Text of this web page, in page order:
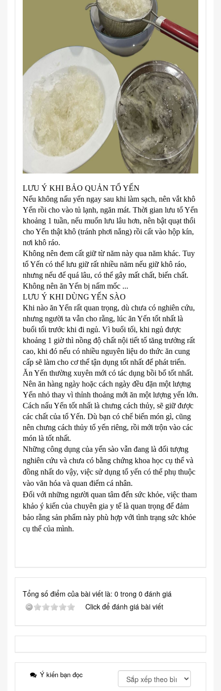
LƯU Ý KHI BẢO QUẢN TỔ YẾN
Nếu không nấu yến ngay sau khi làm sạch, nên vắt khô
Yến rồi cho vào tủ lạnh, ngăn mát. Thời gian lưu tổ Yến
khoảng 1 tuần, nếu muốn lưu lâu hơn, nên bật quạt thổi
cho Yến thật khô (tránh phơi nắng) rồi cất vào hộp kín,
nơi khô ráo.
Không nên đem cất giữ từ năm này qua năm khác. Tuy
tổ Yến có thể lưu giữ rất nhiều năm nếu giữ khô ráo,
nhưng nếu để quá lâu, có thể gây mất chất, biến chất.
Không nên ăn Yến bị nấm mốc ...
LƯU Ý KHI DÙNG YẾN SÀO
Khi nào ăn Yến rất quan trọng, dù chưa có nghiên cứu,
nhưng người ta vẫn cho rằng, lúc ăn Yến tốt nhất là
buổi tối trước khi đi ngủ. Vì buổi tối, khi ngủ được
khoảng 1 giờ thì nồng độ chất nội tiết tố tăng trưởng rất
cao, khi đó nếu có nhiều nguyên liệu do thức ăn cung
cấp sẽ làm cho cơ thể tận dụng tốt nhất để phát triển.
Ăn Yến thường xuyên mới có tác dụng bồi bổ tốt nhất.
Nên ăn hàng ngày hoặc cách ngày đều đặn một lượng
Yến nhỏ thay vì thỉnh thoảng mới ăn một lượng yến lớn.
Cách nấu Yến tốt nhất là chưng cách thủy, sẽ giữ được
các chất của tổ Yến. Dù bạn có chế biến món gì, cũng
nên chưng cách thủy tổ yến riêng, rồi mới trộn vào các
món là tốt nhất.
Những công dụng của yến sào vẫn đang là đối tượng
nghiên cứu và chưa có bằng chứng khoa học cụ thể và
đồng nhất do vậy, việc sử dụng tổ yến có thể phụ thuộc
vào văn hóa và quan điểm cá nhân.
Đối với những người quan tâm đến sức khỏe, việc tham
khảo ý kiến của chuyên gia y tế là quan trọng để đảm
bảo rằng sản phẩm này phù hợp với tình trạng sức khỏe
cụ thể của mình.
Tổng số điểm của bài viết là: 0 trong 0 đánh giá
Click để đánh giá bài viết
Ý kiến bạn đọc